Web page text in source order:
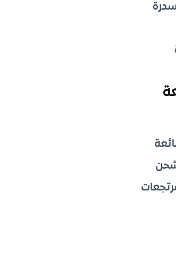
سدرة